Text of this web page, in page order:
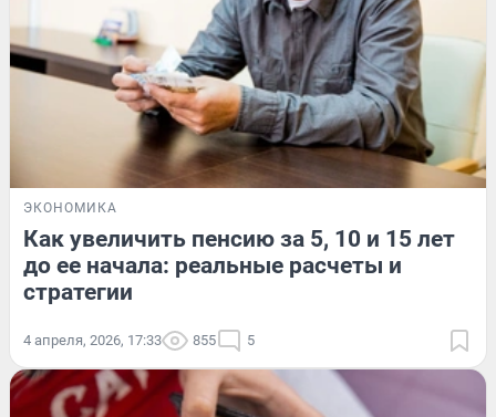
ЭКОНОМИКА
Как увеличить пенсию за 5, 10 и 15 лет
до ее начала: реальные расчеты и
стратегии
4 апреля, 2026, 17:33 855 5